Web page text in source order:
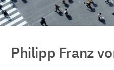
Philipp Franz